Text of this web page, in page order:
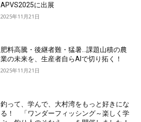
APVS2025に出展
2025年11月21日
肥料高騰・後継者難・猛暑…課題山積の農
業の未来を、生産者自らAIで切り拓く！
2025年11月21日
釣って、学んで、大村湾をもっと好きにな
る！ 「ワンダーフィッシング～楽しく学